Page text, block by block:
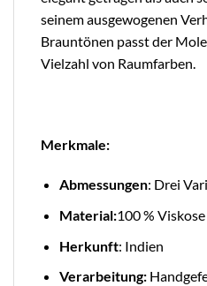
seinem ausgewogenen
Brauntönen passt der
Vielzahl von Raumfarben.
Merkmale:
Abmessungen: Drei
Material:100 % Viskose
Herkunft: Indien
Verarbeitung: